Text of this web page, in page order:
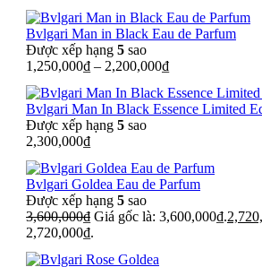
Bvlgari Man in Black Eau de Parfum
Được xếp hạng 5 sao
1,250,000₫ – 2,200,000₫
Bvlgari Man In Black Essence Limited
Được xếp hạng 5 sao
2,300,000₫
Bvlgari Goldea Eau de Parfum
Được xếp hạng 5 sao
3,600,000₫ Giá gốc là: 3,600,000₫.
2,720,000₫.